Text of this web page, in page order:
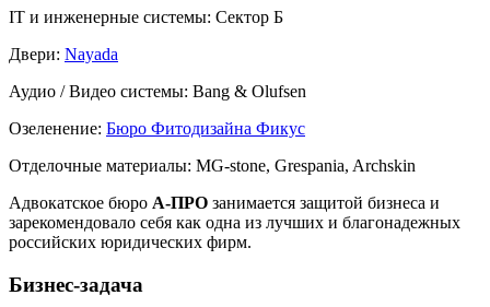
IT и инженерные системы: Сектор Б
Двери: Nayada
Аудио / Видео системы: Bang & Olufsen
Озеленение: Бюро Фитодизайна Фикус
Отделочные материалы: MG-stone, Grespania, Archskin
Адвокатское бюро А-ПРО занимается защитой бизнеса и
зарекомендовало себя как одна из лучших и благонадежных
российских юридических фирм.
Бизнес-задача